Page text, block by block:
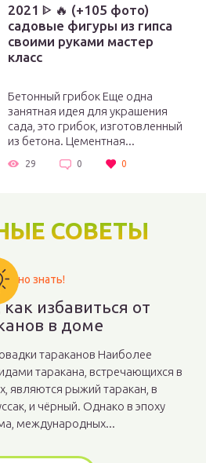
2021 ᐈ 🔥 (+105 фото)
садовые фигуры из гипса
своими руками мастер
класс
Бетонный грибок Еще одна
занятная идея для украшения
сада, это грибок, изготовленный
из бетона. Цементная...
29 0 0
СОВЕТЫ
Важно знать!
как избавиться от
в доме
тараканов Наиболее
таракана, встречающихся в
являются рыжий таракан, в
и чёрный. Однако в эпоху
международных...